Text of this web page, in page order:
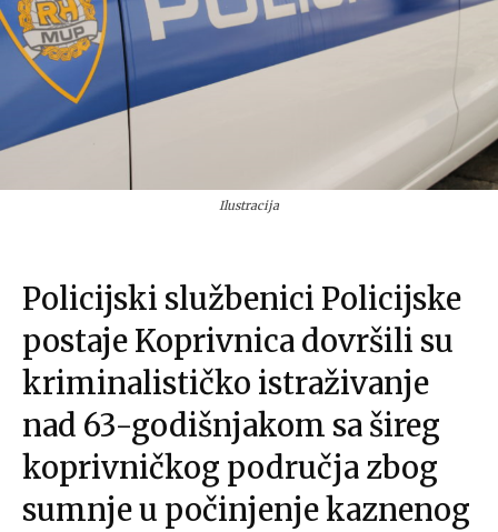
Ilustracija
Policijski službenici Policijske
postaje Koprivnica dovršili su
kriminalističko istraživanje
nad 63-godišnjakom sa šireg
koprivničkog područja zbog
sumnje u počinjenje kaznenog